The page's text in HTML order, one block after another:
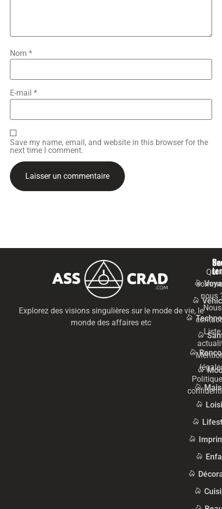
Nom *
E-mail *
Save my name, email, and website in this browser for the
next time I comment.
Explorez des visions singulières sur le mode de vie, le
monde des affaires etc
Qui
nous
Nous
Liste